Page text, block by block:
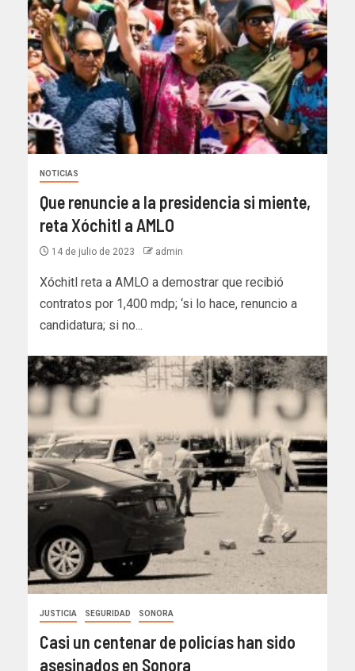
NOTICIAS
Que renuncie a la presidencia si miente,
reta Xóchitl a AMLO
14 de julio de 2023 admin
Xóchitl reta a AMLO a demostrar que recibió
contratos por 1,400 mdp; ‘si lo hace, renuncio a
candidatura; si no...
JUSTICIA SEGURIDAD SONORA
Casi un centenar de policías han sido
asesinados en Sonora